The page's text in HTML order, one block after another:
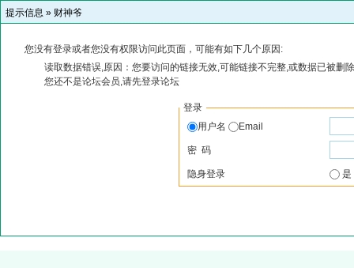
提示信息 » 财神爷
您没有登录或者您没有权限访问此页面，可能有如下几个原因:
读取数据错误,原因：您要访问的链接无效,可能链接不完整,或数据已被删
您还不是论坛会员,请先登录论坛
登录
用户名
Email
密 码
隐身登录